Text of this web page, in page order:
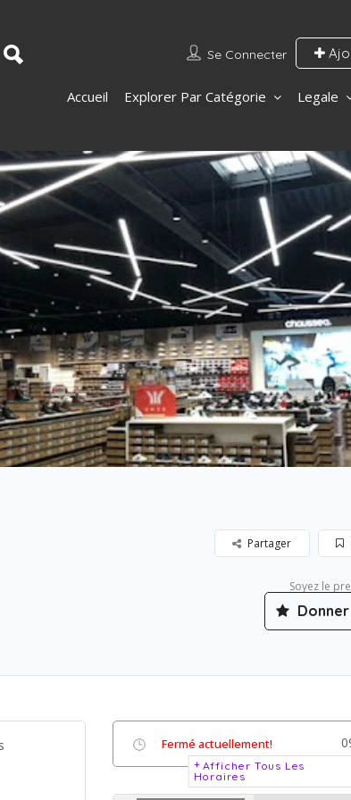
Se Connecter
Accueil Explorer Par Catégorie Legale
Partager
Soyez le
Fermé actuellement!
Afficher Tous Les
Horaires